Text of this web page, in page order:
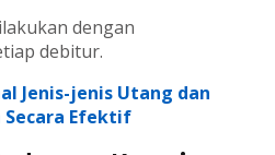
dengan
debitur.
Jenis-jenis Utang dan
Secara Efektif